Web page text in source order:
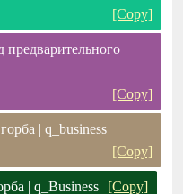
[Copy]
предварительного
[Copy]
| q_business
[Copy]
| q_Business [Copy]